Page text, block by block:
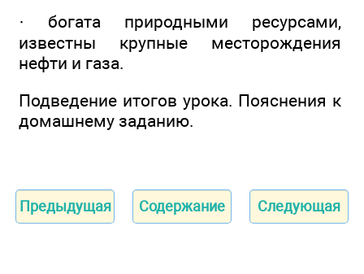
· богата природными ресурсами,
известны крупные месторождения
нефти и газа.
Подведение итогов урока. Пояснения к
домашнему заданию.
Предыдущая Содержание Следующая